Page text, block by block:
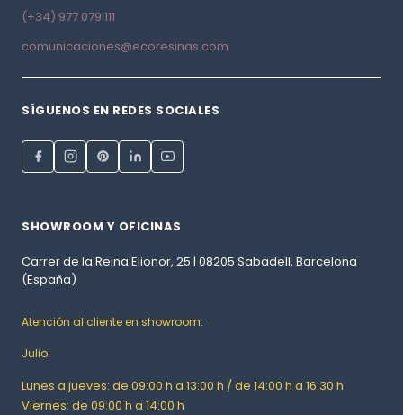
(+34) 977 079 111
comunicaciones@ecoresinas.com
SÍGUENOS EN REDES SOCIALES
SHOWROOM Y OFICINAS
Carrer de la Reina Elionor, 25 | 08205 Sabadell, Barcelona
(España)
Atención al cliente en showroom:
Julio:
Lunes a jueves: de 09:00 h a 13:00 h / de 14:00 h a 16:30 h
Viernes: de 09:00 h a 14:00 h